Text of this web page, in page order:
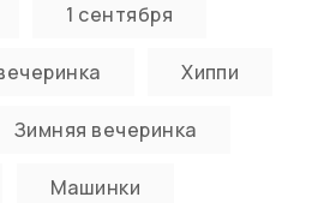
1 сентября
Хиппи
Зимняя вечеринка
Машинки